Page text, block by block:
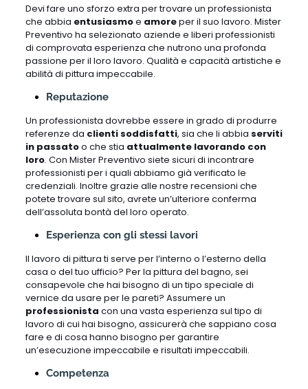
Devi fare uno sforzo extra per trovare un professionista
che abbia entusiasmoe amoreper il suo lavoro. Mister
Preventivo ha selezionato aziende e liberi professionisti
di comprovata esperienza che nutrono una profonda
passione per il loro lavoro. Qualità e capacità artistiche e
abilità di pittura impeccabile.
Reputazione
Un professionista dovrebbe essere in grado di produrre
referenze da clienti soddisfatti, sia che li abbia serviti
in passatoo che stia attualmente lavorando con
loro. Con Mister Preventivo siete sicuri di incontrare
professionisti per i quali abbiamo già verificato le
credenziali. Inoltre grazie alle nostre recensioni che
potete trovare sul sito, avrete un’ulteriore conferma
dell’assoluta bontà del loro operato.
Esperienza con gli stessi lavori
Il lavoro di pittura ti serve per l’interno o l’esterno della
casa o del tuo ufficio? Per la pittura del bagno, sei
consapevole che hai bisogno di un tipo speciale di
vernice da usare per le pareti? Assumere un
professionista con una vasta esperienza sul tipo di
lavoro di cui hai bisogno, assicurerà che sappiano cosa
fare e di cosa hanno bisogno per garantire
un’esecuzione impeccabile e risultati impeccabili.
Competenza